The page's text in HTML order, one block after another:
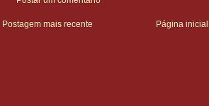
Postagem mais recente Página inicial